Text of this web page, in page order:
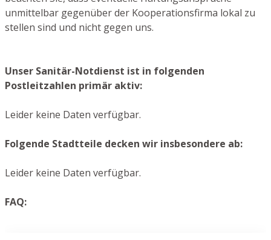
unmittelbar gegenüber der Kooperationsfirma lokal zu
stellen sind und nicht gegen uns.
Unser Sanitär-Notdienst ist in folgenden
Postleitzahlen primär aktiv:
Leider keine Daten verfügbar.
Folgende Stadtteile decken wir insbesondere ab:
Leider keine Daten verfügbar.
FAQ: